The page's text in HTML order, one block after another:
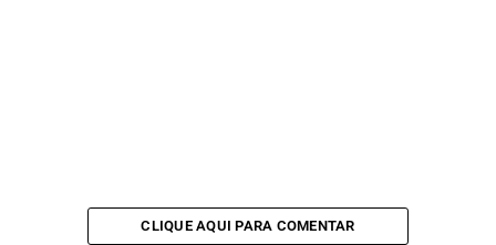
CLIQUE AQUI PARA COMENTAR